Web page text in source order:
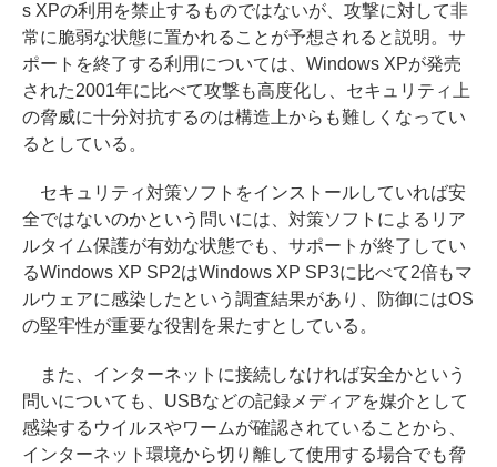
s XPの利用を禁止するものではないが、攻撃に対して非
常に脆弱な状態に置かれることが予想されると説明。サ
ポートを終了する利用については、Windows XPが発売
された2001年に比べて攻撃も高度化し、セキュリティ上
の脅威に十分対抗するのは構造上からも難しくなってい
るとしている。
セキュリティ対策ソフトをインストールしていれば安
全ではないのかという問いには、対策ソフトによるリア
ルタイム保護が有効な状態でも、サポートが終了してい
るWindows XP SP2はWindows XP SP3に比べて2倍もマ
ルウェアに感染したという調査結果があり、防御にはOS
の堅牢性が重要な役割を果たすとしている。
また、インターネットに接続しなければ安全かという
問いについても、USBなどの記録メディアを媒介として
感染するウイルスやワームが確認されていることから、
インターネット環境から切り離して使用する場合でも脅